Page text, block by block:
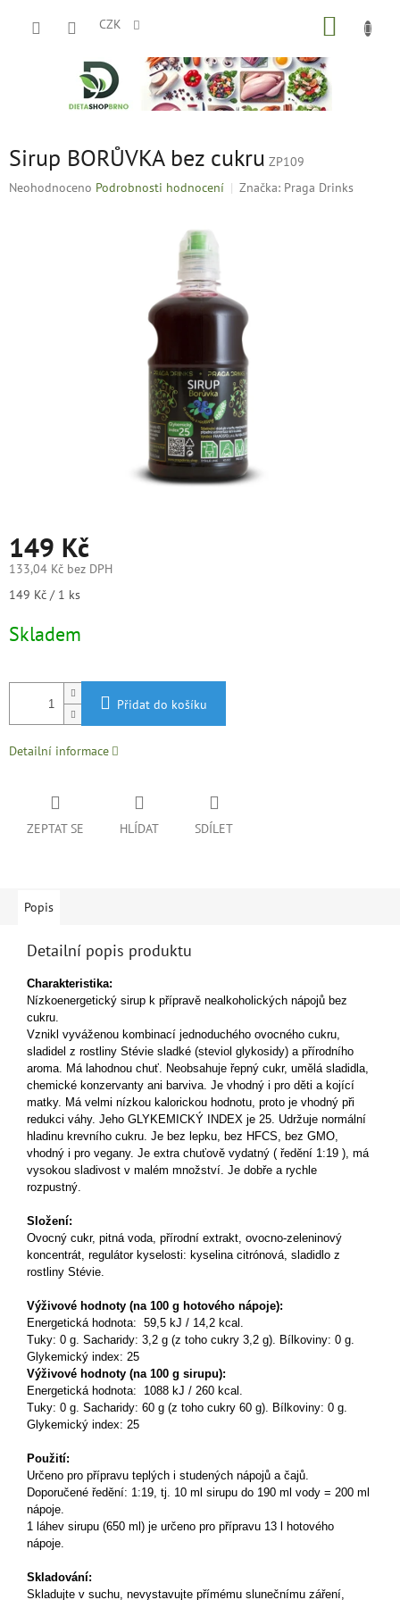
CZK
Sirup BORŮVKA bez cukru ZP109
Průměrné
Neohodnoceno Podrobnosti hodnocení Značka: Praga Drinks
149 Kč
133,04 Kč bez DPH
Měrná
149 Kč / 1 ks
Skladem
Přidat do košíku
Detailní informace
ZEPTAT SE HLÍDAT SDÍLET
Popis
Detailní popis produktu
Charakteristika:
Nízkoenergetický sirup k přípravě nealkoholických nápojů bez
cukru.
Vznikl vyváženou kombinací jednoduchého ovocného cukru,
sladidel z rostliny Stévie sladké (steviol glykosidy) a přírodního
aroma. Má lahodnou chuť. Neobsahuje řepný cukr, umělá sladidla,
chemické konzervanty ani barviva. Je vhodný i pro děti a kojící
matky. Má velmi nízkou kalorickou hodnotu, proto je vhodný při
redukci váhy. Jeho GLYKEMICKÝ INDEX je 25. Udržuje normální
hladinu krevního cukru. Je bez lepku, bez HFCS, bez GMO,
vhodný i pro vegany. Je extra chuťově vydatný ( ředění 1:19 ), má
vysokou sladivost v malém množství. Je dobře a rychle
rozpustný.
Složení:
Ovocný cukr, pitná voda, přírodní extrakt, ovocno-zeleninový
koncentrát, regulátor kyselosti: kyselina citrónová, sladidlo z
rostliny Stévie.
Výživové hodnoty (na 100 g hotového nápoje):
Energetická hodnota: 59,5 kJ / 14,2 kcal.
Tuky: 0 g. Sacharidy: 3,2 g (z toho cukry 3,2 g). Bílkoviny: 0 g.
Glykemický index: 25
Výživové hodnoty (na 100 g sirupu):
Energetická hodnota: 1088 kJ / 260 kcal.
Tuky: 0 g. Sacharidy: 60 g (z toho cukry 60 g). Bílkoviny: 0 g.
Glykemický index: 25
Použití:
Určeno pro přípravu teplých i studených nápojů a čajů.
Doporučené ředění: 1:19, tj. 10 ml sirupu do 190 ml vody = 200 ml
nápoje.
1 láhev sirupu (650 ml) je určeno pro přípravu 13 l hotového
nápoje.
Skladování:
Skladujte v suchu, nevystavujte přímému slunečnímu záření,